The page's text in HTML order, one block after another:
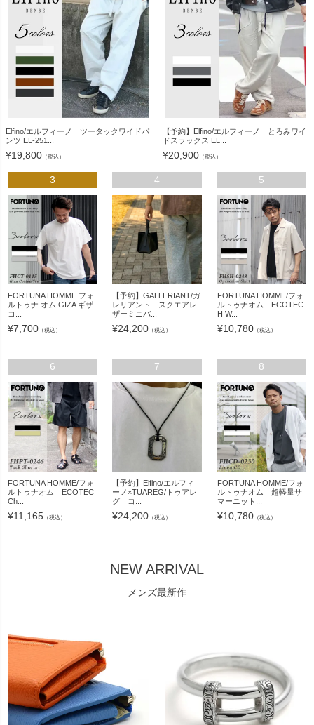
Elfino/エルフィーノ ツータックワイドパ
ンツ EL-251...
¥19,800 （税込）
【予約】Elfino/エルフィーノ とろみワイ
ドスラックス EL...
¥20,900 （税込）
3
FORTUNA HOMME フォ
ルトゥナ オム GIZA ギザ
コ...
¥7,700 （税込）
4
【予約】GALLERIANT/ガ
レリアント スクエアレ
ザーミニバ...
¥24,200 （税込）
5
FORTUNA HOMME/フォ
ルトゥナオム ECOTEC
H W...
¥10,780（税込）
6
FORTUNA HOMME/フォ
ルトゥナオム ECOTEC
Ch...
¥11,165 （税込）
7
【予約】Elfino/エルフィ
ーノ×TUAREG/トゥアレ
グ コ...
¥24,200 （税込）
8
FORTUNA HOMME/フォ
ルトゥナオム 超軽量サ
マーニット...
¥10,780（税込）
NEW ARRIVAL
メンズ最新作